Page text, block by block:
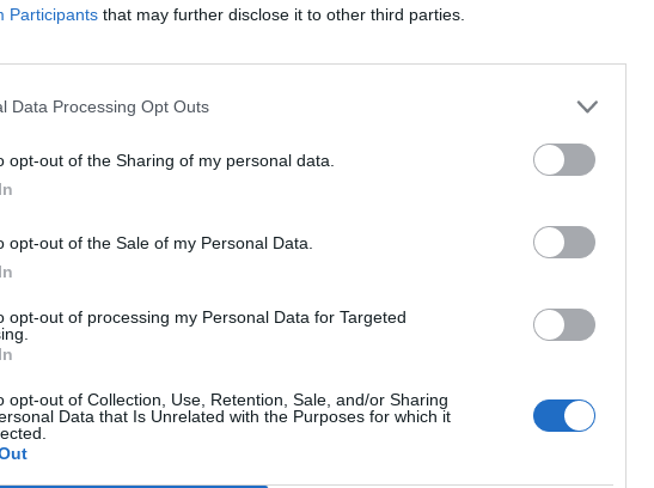
Participants that may further disclose it to other third parties.
Data Processing Opt Outs
opt-out of the Sharing of my personal data.
opt-out of the Sale of my Personal Data.
opt-out of processing my Personal Data for Targeted
opt-out of Collection, Use, Retention, Sale, and/or Sharing
Data that Is Unrelated with the Purposes for which it
per un importo complessivo di 469.240 euro (dati 2019–2024).
IMPORTO AGGIUDICATO
96.500 euro
(Open Data, licenza CC BY-SA 4.0). Ogni CIG e' verificabile sul portale ANAC.
con fondi europei / di coesione per un finanziamento pubblico di
di programmazione 2007-2013).